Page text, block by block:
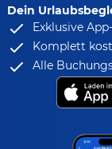
Dein
Exklusive
Komplett
Alle